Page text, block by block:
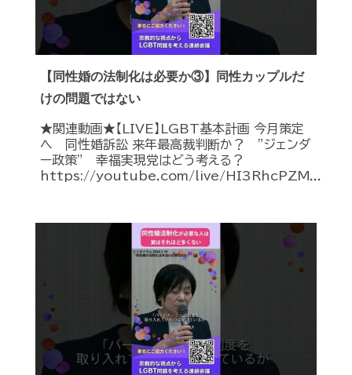
【同性婚の法制化は必要か③】同性カップルだ
けの問題ではない
★関連動画★【LIVE】LGBT基本計画 今月策定
へ 同性婚訴訟 来年最高裁判断か？ ”ジェンダ
ー政策” 幸福実現党はどう考える？
https://youtube.com/live/HI3RhcPZM...